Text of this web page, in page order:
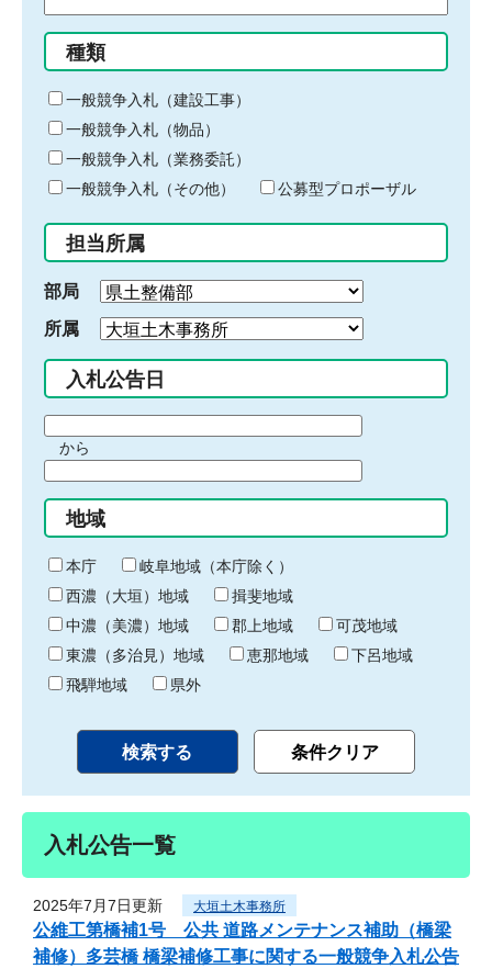
る
キ
ー
ワ
ー
ド
入
力
種類
一般競争入札（建設工事）
一般競争入札（物品）
一般競争入札（業務委託）
一般競争入札（その他）
公募型プロポーザル
担当所属
部局
所属
入札公告日
間
始
り
から
間
終
わ
り
地域
本庁
岐阜地域（本庁除く）
西濃（大垣）地域
揖斐地域
中濃（美濃）地域
郡上地域
可茂地域
東濃（多治見）地域
恵那地域
下呂地域
飛騨地域
県外
入札公告一覧
2025年7月7日更新 大垣土木事務所
公維工第橋補1号 公共 道路メンテナンス補助（橋梁
補修）多芸橋 橋梁補修工事に関する一般競争入札公告